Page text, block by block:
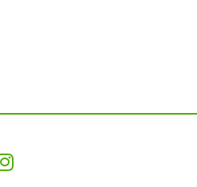
Instagram